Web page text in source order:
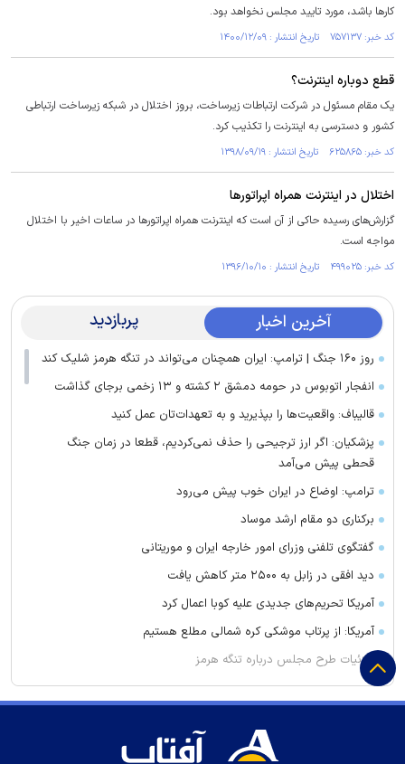
کار‌ها باشد، مورد تایید مجلس نخواهد بود.
کد خبر: ۷۵۷۱۳۷ تاریخ انتشار : ۱۴۰۰/۱۲/۰۹
قطع دوباره اینترنت؟
یک مقام مسئول در شرکت ارتباطات زیرساخت، بروز اختلال در شبکه زیرساخت ارتباطی
کشور و دسترسی به اینترنت را تکذیب کرد.
کد خبر: ۶۲۵۸۶۵ تاریخ انتشار : ۱۳۹۸/۰۹/۱۹
اختلال در اینترنت همراه اپراتورها
گزارش‌های رسیده حاکی از آن است که اینترنت همراه اپراتورها در ساعات اخیر با اختلال
مواجه است.
کد خبر: ۴۹۹۰۲۵ تاریخ انتشار : ۱۳۹۶/۱۰/۱۰
آخرین اخبار پربازدید
روز ۱۶۰ جنگ | ترامپ: ایران همچنان می‌تواند در تنگه هرمز شلیک کند
انفجار اتوبوس در حومه دمشق ۲ کشته و ۱۳ زخمی برجای گذاشت
قالیباف: واقعیت‌ها را بپذیرید و به تعهدات‌تان عمل کنید
پزشکیان: اگر ارز ترجیحی را حذف نمی‌کردیم، قطعا در زمان جنگ
قحطی پیش می‌آمد
ترامپ: اوضاع در ایران خوب پیش می‌رود
برکناری دو مقام ارشد موساد
گفتگوی تلفنی وزرای امور خارجه ایران و موریتانی
دید افقی در زابل به ۲۵۰۰ متر کاهش یافت
آمریکا تحریم‌های جدیدی علیه کوبا اعمال کرد
آمریکا: از پرتاب موشکی کره شمالی مطلع هستیم
جزئیات طرح مجلس درباره تنگه هرمز
کویت دستور تعطیلی تنها مدرسه ایرانی را صادر کرد
زنوزق؛ نگین پلکانی آذربایجان